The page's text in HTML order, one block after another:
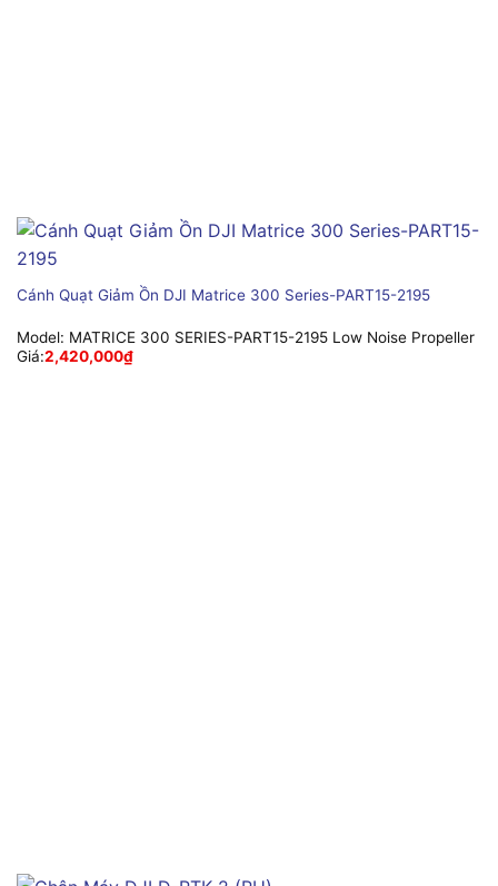
Cánh Quạt Giảm Ồn DJI Matrice 300 Series-PART15-2195
Model: MATRICE 300 SERIES-PART15-2195 Low Noise Propeller
Giá:2,420,000₫